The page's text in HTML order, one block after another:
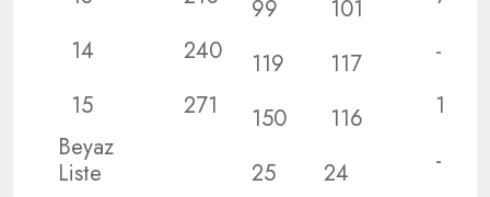
99 101
14
240 119 117
-
15
271 150 116
1
Beyaz
Liste
25 24
-